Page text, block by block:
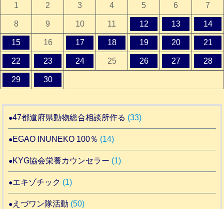
1 2 3 4 5 6 7
8 9 10 11 12 13 14
15 16 17 18 19 20 21
22 23 24 25 26 27 28
29 30
47都道府県動物総合相談所作る (33)
EGAO INUNEKO 100％ (14)
KYG協会栄養カウンセラー (1)
エキゾチック (1)
えづワン隊活動 (50)